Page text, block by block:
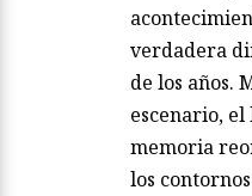
verdadera
de los años.
escenario,
memoria
los